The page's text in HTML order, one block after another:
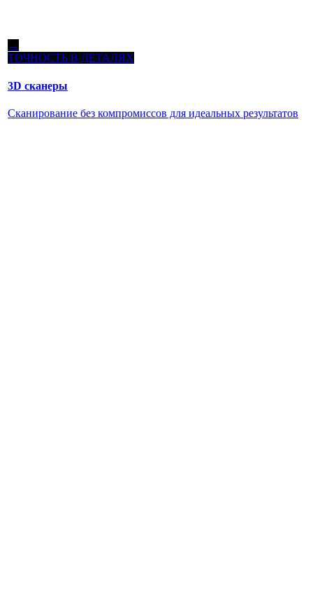
→
ТОЧНОСТЬ В ДЕТАЛЯХ
3D сканеры
Сканирование без компромиссов для идеальных результатов